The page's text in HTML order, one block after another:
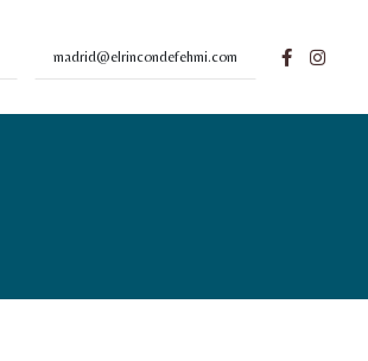
madrid@elrincondefehmi.com